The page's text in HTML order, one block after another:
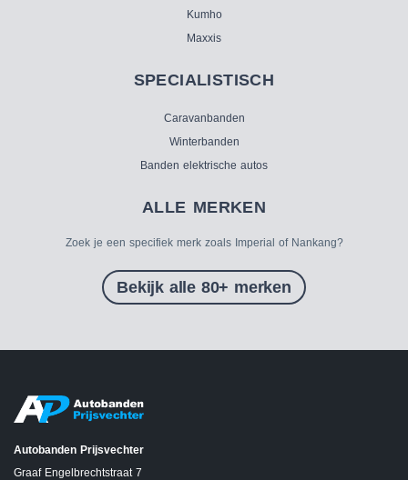
Kumho
Maxxis
SPECIALISTISCH
Caravanbanden
Winterbanden
Banden elektrische autos
ALLE MERKEN
Zoek je een specifiek merk zoals Imperial of Nankang?
Bekijk alle 80+ merken
Autobanden Prijsvechter
Graaf Engelbrechtstraat 7